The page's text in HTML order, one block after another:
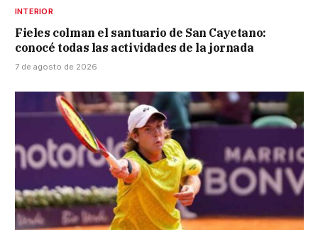
INTERIOR
Fieles colman el santuario de San Cayetano:
conocé todas las actividades de la jornada
7 de agosto de 2026